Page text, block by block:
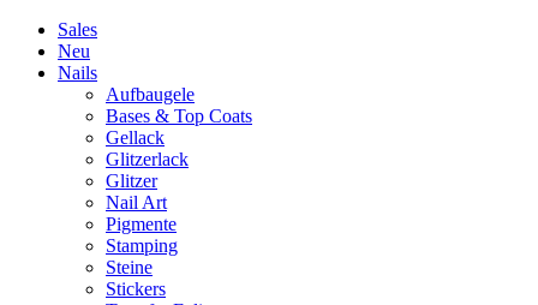
Sales
Neu
Nails
Aufbaugele
Bases & Top Coats
Gellack
Glitzerlack
Glitzer
Nail Art
Pigmente
Stamping
Steine
Stickers